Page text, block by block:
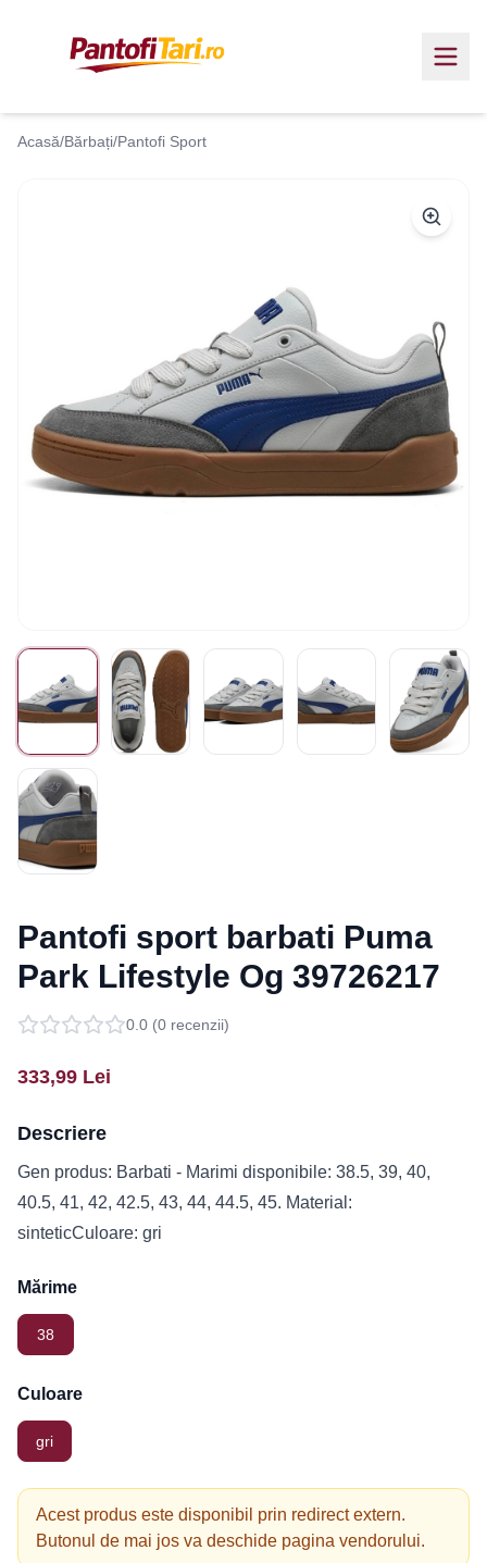
Acasă/Bărbați/Pantofi Sport
Pantofi sport barbati Puma
Park Lifestyle Og 39726217
0.0 (0 recenzii)
333,99 Lei
Descriere
Gen produs: Barbati - Marimi disponibile: 38.5, 39, 40,
40.5, 41, 42, 42.5, 43, 44, 44.5, 45. Material:
sinteticCuloare: gri
Mărime
38
Culoare
gri
Acest produs este disponibil prin redirect extern.
Butonul de mai jos va deschide pagina vendorului.